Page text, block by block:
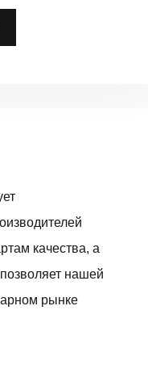
качества, а
нашей
рынке